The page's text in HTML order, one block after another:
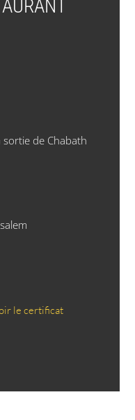
de Chabath
le certificat